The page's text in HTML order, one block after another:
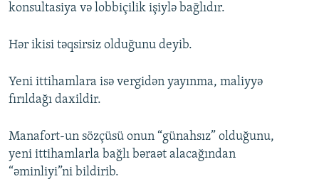
konsultasiya və lobbiçilik işiylə bağlıdır.
Hər ikisi təqsirsiz olduğunu deyib.
Yeni ittihamlara isə vergidən yayınma, maliyyə
fırıldağı daxildir.
Manafort-un sözçüsü onun “günahsız” olduğunu,
yeni ittihamlarla bağlı bəraət alacağından
“əminliyi”ni bildirib.